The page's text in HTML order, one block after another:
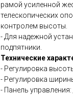
рамой усиленной
телескопических
контролем высоты.
- Для надежной
подпятники.
Технические
- Регулировка
- Регулировка
- Панель